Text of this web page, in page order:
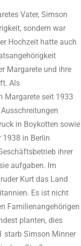
Vater, Simson
sondern war
Hochzeit hatte auch
Margarete und ihre
Als
Margarete seit 1933
in Boykotten sowie
1938 in Berlin
ihrer
aufgaben. Im
Kurt das Land
Es ist nicht
Familienangehörigen
planten, dies
starb Simson Minner